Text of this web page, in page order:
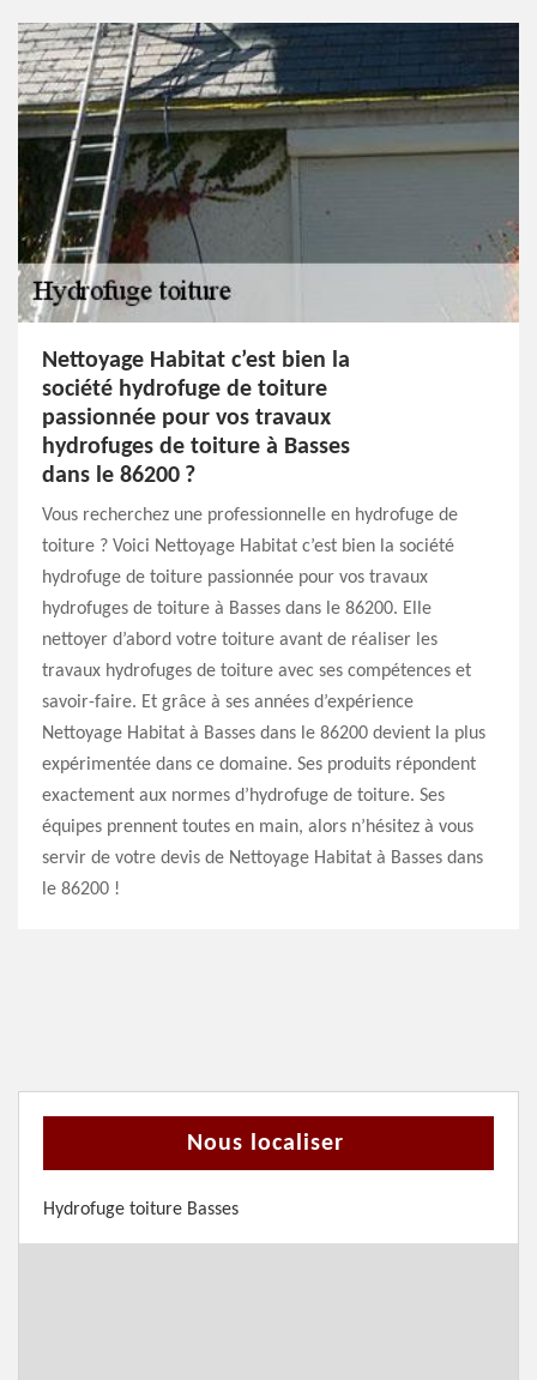
Nettoyage Habitat c’est bien la
société hydrofuge de toiture
passionnée pour vos travaux
hydrofuges de toiture à Basses
dans le 86200 ?
Vous recherchez une professionnelle en hydrofuge de
toiture ? Voici Nettoyage Habitat c’est bien la société
hydrofuge de toiture passionnée pour vos travaux
hydrofuges de toiture à Basses dans le 86200. Elle
nettoyer d’abord votre toiture avant de réaliser les
travaux hydrofuges de toiture avec ses compétences et
savoir-faire. Et grâce à ses années d’expérience
Nettoyage Habitat à Basses dans le 86200 devient la plus
expérimentée dans ce domaine. Ses produits répondent
exactement aux normes d’hydrofuge de toiture. Ses
équipes prennent toutes en main, alors n’hésitez à vous
servir de votre devis de Nettoyage Habitat à Basses dans
le 86200 !
Nous localiser
Hydrofuge toiture Basses